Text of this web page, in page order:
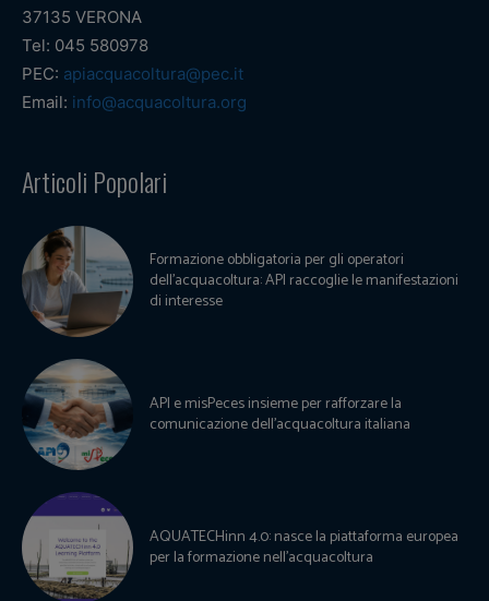
37135 VERONA
Tel: 045 580978
PEC: apiacquacoltura@pec.it
Email: info@acquacoltura.org
Articoli Popolari
Formazione obbligatoria per gli operatori
dell’acquacoltura: API raccoglie le manifestazioni
di interesse
API e misPeces insieme per rafforzare la
comunicazione dell’acquacoltura italiana
AQUATECHinn 4.0: nasce la piattaforma europea
per la formazione nell’acquacoltura